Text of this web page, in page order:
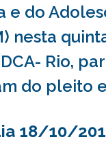
do
nesta
Rio,
do pleito
18/10/